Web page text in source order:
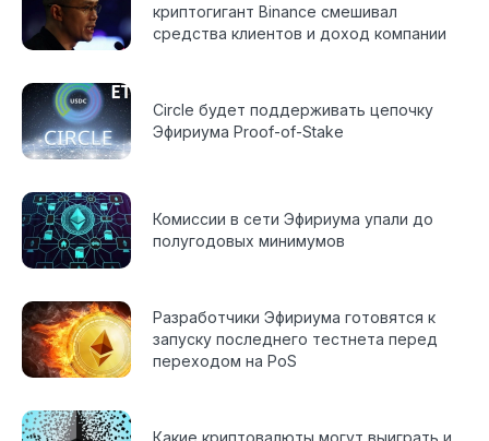
криптогигант Binance смешивал
средства клиентов и доход компании
Circle будет поддерживать цепочку
Эфириума Proof-of-Stake
Комиссии в сети Эфириума упали до
полугодовых минимумов
Разработчики Эфириума готовятся к
запуску последнего тестнета перед
переходом на PoS
Какие криптовалюты могут выиграть и